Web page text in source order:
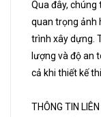
Qua đây,
quan trọng ảnh
trình xây dựng.
lượng và độ an
cả khi thiết kế
THÔNG TIN